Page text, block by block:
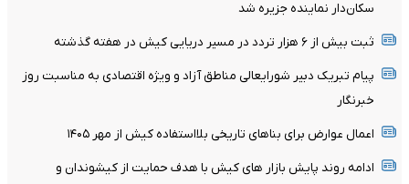
سکان‌دار نماینده جزیره شد
ثبت بیش از ۶ هزار تردد در مسیر دریایی کیش در هفته گذشته
پیام تبریک دبیر شورایعالی مناطق آزاد و ویژه اقتصادی به مناسبت روز
خبرنگار
اعمال عوارض برای بناهای تاریخی بلااستفاده کیش از مهر ۱۴۰۵
ادامه روند پایش بازار های کیش با هدف حمایت از کیشوندان و